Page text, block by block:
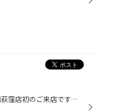
今日の風景です。 ↓とうとう来ました！新型のエスティマ！西荻窪店初のご来店ですっ！ 今回はスタッドレスタイヤ＆ホイールセットのお取り付けです。 もうすぐ２月ですが、まだまだスタッドレスタイヤの需要は有りますねぇ！ ↓お次は・・・メルセデス ベンツ Cクラスのアライメントです。 スタッ...